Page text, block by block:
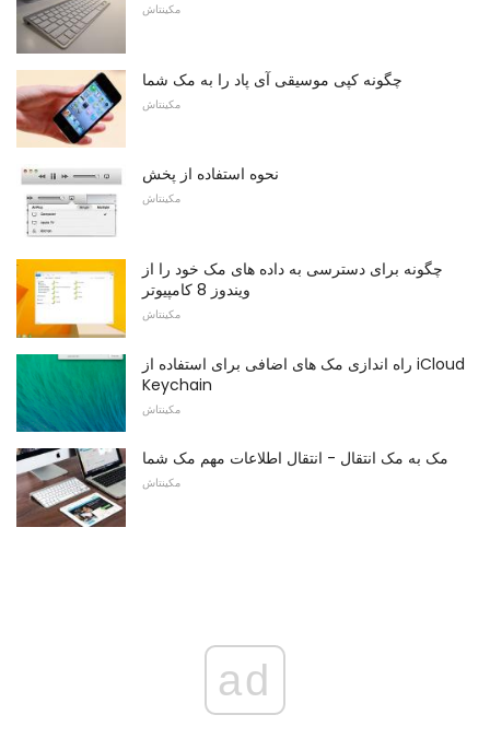
مکینتاش
چگونه کپی موسیقی آی پاد را به مک شما
مکینتاش
نحوه استفاده از پخش
مکینتاش
چگونه برای دسترسی به داده های مک خود را از
ویندوز 8 کامپیوتر
مکینتاش
راه اندازی مک های اضافی برای استفاده از iCloud
Keychain
مکینتاش
مک به مک انتقال - انتقال اطلاعات مهم مک شما
مکینتاش
ad